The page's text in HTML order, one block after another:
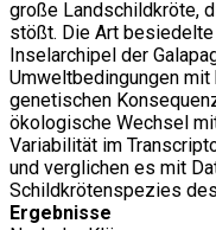
große Landschildkröte,
stößt. Die Art
Inselarchipel der
Umweltbedingungen
genetischen
ökologische Wechsel
Variabilität im
und verglichen es mit
Schildkrötenspezies
Ergebnisse